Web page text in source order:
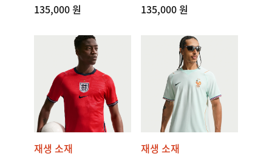
135,000 원
135,000 원
재생 소재
재생 소재